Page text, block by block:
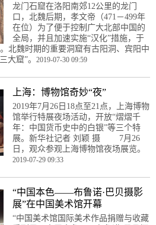
龙门石窟在洛阳南郊12公里的龙门
口，北魏后期，孝文帝（471－499年
在位）为了便于控制广大北部中国的
全局，并且加速实施“汉化”措施，于
北魏时期的重要洞窟有古阳洞、宾阳中
大窟”。 2019-07-30 09:59
上海：博物馆奇妙“夜”
2019年7月26日18点至21点，上海博物
馆举行特展夜场活动，开放“熠熠千
年：中国货币史中的白银”等三个特
展。新华社记者 刘颖 摄 7月26
日，观众参观上海博物馆夜场展览。
2019-07-29 09:33
“中国本色——布鲁诺·巴贝摄影
展”在中国美术馆开幕
“中国美术馆国际美术作品捐赠与收藏